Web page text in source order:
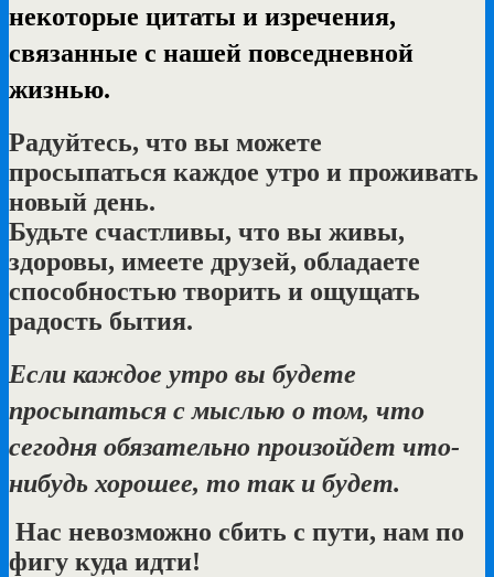
некоторые цитаты и изречения,
связанные с нашей повседневной
жизнью.
Радуйтесь, что вы можете
просыпаться каждое утро и проживать
новый день.
Будьте счастливы, что вы живы,
здоровы, имеете друзей, обладаете
способностью творить и ощущать
радость бытия.
Если каждое утро вы будете
просыпаться с мыслью о том, что
сегодня обязательно произойдет что-
нибудь хорошее, то так и будет.
Нас невозможно сбить с пути, нам по
фигу куда идти!